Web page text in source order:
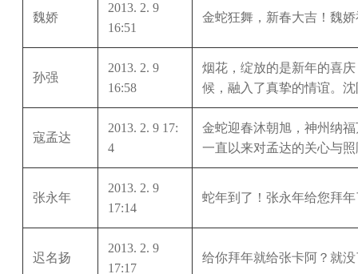
魏娇
2013. 2. 9
16:51
金蛇狂舞，新春大吉！魏
孙强
2013. 2. 9
16:58
烟花，绽放的是新年的喜
候，融入了真挚的情谊。
寇孟达
2013. 2. 9 17:
4
金蛇迎春沐朝旭，神州纳
一直以来对孟达的关心与
张永年
2013. 2. 9
17:14
蛇年到了！张永年给您拜
迟名扬
2013. 2. 9
17:17
给你拜年就给张卡阿？就